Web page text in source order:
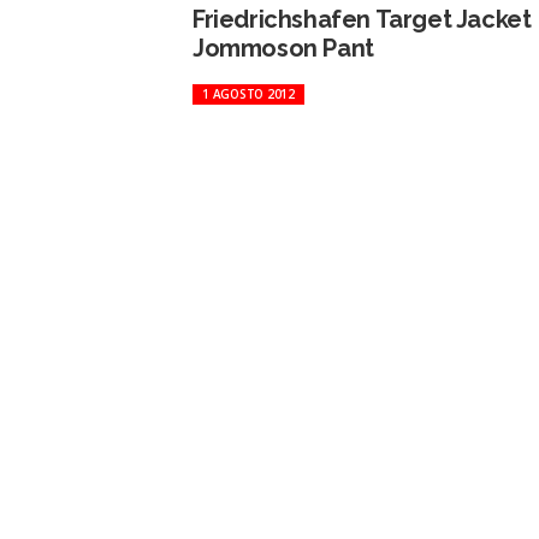
Friedrichshafen Target Jacket
Jommoson Pant
1 AGOSTO 2012